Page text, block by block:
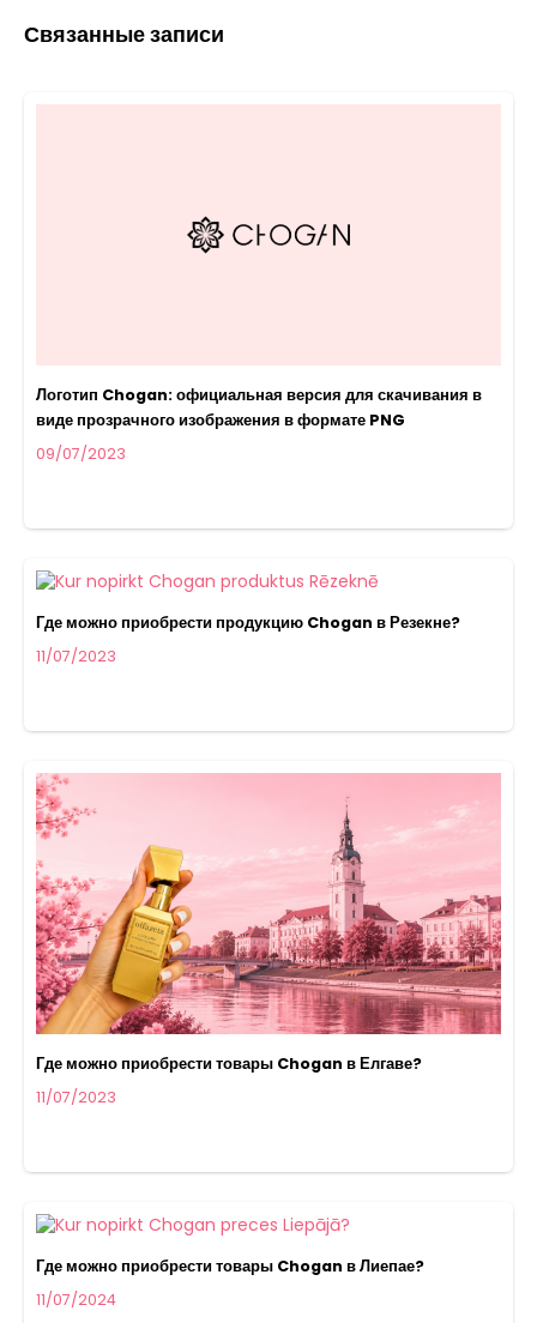
Связанные записи
Логотип Chogan: официальная версия для скачивания в
виде прозрачного изображения в формате PNG
09/07/2023
Где можно приобрести продукцию Chogan в Резекне?
11/07/2023
Где можно приобрести товары Chogan в Елгаве?
11/07/2023
Где можно приобрести товары Chogan в Лиепае?
11/07/2024